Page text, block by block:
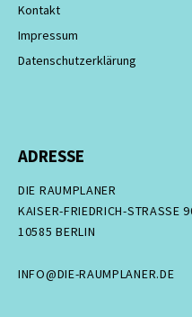
Kontakt
Impressum
Datenschutzerklärung
ADRESSE
DIE RAUMPLANER
KAISER-FRIEDRICH-STRASSE 90
10585 BERLIN
INFO@DIE-RAUMPLANER.DE